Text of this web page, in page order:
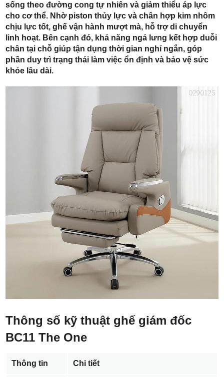
TP. HCM
sống theo đường cong tự nhiên và giảm thiểu áp lực
cho cơ thể. Nhờ piston thủy lực và chân hợp kim nhôm
chịu lực tốt, ghế vận hành mượt mà, hỗ trợ di chuyển
linh hoạt. Bên cạnh đó, khả năng ngả lưng kết hợp duỗi
chân tại chỗ giúp tận dụng thời gian nghỉ ngắn, góp
phần duy trì trạng thái làm việc ổn định và bảo vệ sức
khỏe lâu dài.
Thông số kỹ thuật ghế giám đốc
BC11 The One
Thông tin Chi tiết